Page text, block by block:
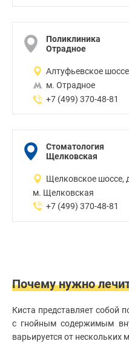
Поликлиника
Отрадное
Алтуфьевское
м. Отрадное
+7 (499) 370-48-81
Стоматология
Щелковская
Щелковское шоссе,
м. Щелковская
+7 (499) 370-48-81
Почему нужно
Киста представляет собой
с гнойным содержимым
варьируется от нескольких